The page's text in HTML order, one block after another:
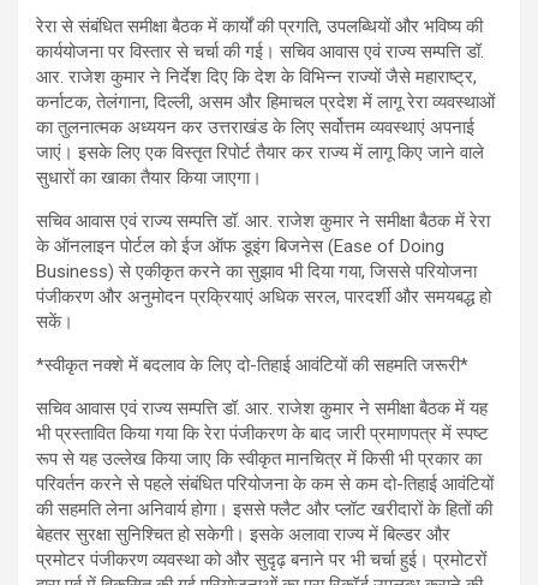
रेरा से संबंधित समीक्षा बैठक में कार्यों की प्रगति, उपलब्धियों और भविष्य की
कार्ययोजना पर विस्तार से चर्चा की गई। सचिव आवास एवं राज्य सम्पत्ति डॉ.
आर. राजेश कुमार ने निर्देश दिए कि देश के विभिन्न राज्यों जैसे महाराष्ट्र,
कर्नाटक, तेलंगाना, दिल्ली, असम और हिमाचल प्रदेश में लागू रेरा व्यवस्थाओं
का तुलनात्मक अध्ययन कर उत्तराखंड के लिए सर्वोत्तम व्यवस्थाएं अपनाई
जाएं। इसके लिए एक विस्तृत रिपोर्ट तैयार कर राज्य में लागू किए जाने वाले
सुधारों का खाका तैयार किया जाएगा।
सचिव आवास एवं राज्य सम्पत्ति डॉ. आर. राजेश कुमार ने समीक्षा बैठक में रेरा
के ऑनलाइन पोर्टल को ईज ऑफ डूइंग बिजनेस (Ease of Doing
Business) से एकीकृत करने का सुझाव भी दिया गया, जिससे परियोजना
पंजीकरण और अनुमोदन प्रक्रियाएं अधिक सरल, पारदर्शी और समयबद्ध हो
सकें।
*स्वीकृत नक्शे में बदलाव के लिए दो-तिहाई आवंटियों की सहमति जरूरी*
सचिव आवास एवं राज्य सम्पत्ति डॉ. आर. राजेश कुमार ने समीक्षा बैठक में यह
भी प्रस्तावित किया गया कि रेरा पंजीकरण के बाद जारी प्रमाणपत्र में स्पष्ट
रूप से यह उल्लेख किया जाए कि स्वीकृत मानचित्र में किसी भी प्रकार का
परिवर्तन करने से पहले संबंधित परियोजना के कम से कम दो-तिहाई आवंटियों
की सहमति लेना अनिवार्य होगा। इससे फ्लैट और प्लॉट खरीदारों के हितों की
बेहतर सुरक्षा सुनिश्चित हो सकेगी। इसके अलावा राज्य में बिल्डर और
प्रमोटर पंजीकरण व्यवस्था को और सुदृढ़ बनाने पर भी चर्चा हुई। प्रमोटरों